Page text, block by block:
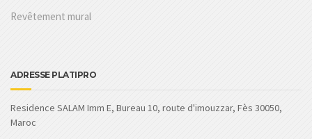
Revêtement mural
ADRESSE PLATIPRO
Residence SALAM Imm E, Bureau 10, route d'imouzzar, Fès 30050,
Maroc